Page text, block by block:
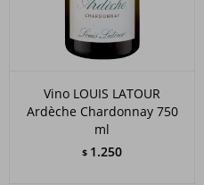
Vino LOUIS LATOUR
Ardèche Chardonnay 750
ml
$ 1.250